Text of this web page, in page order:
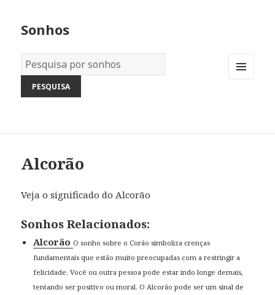
Sonhos
Dicionário
dos
Sonhos:
Alcorão
Veja o significado do Alcorão
Sonhos Relacionados:
Alcorão O sonho sobre o Corão simboliza crenças
fundamentais que estão muito preocupadas com a restringir a
felicidade. Você ou outra pessoa pode estar indo longe demais,
tentando ser positivo ou moral. O Alcorão pode ser um sinal de